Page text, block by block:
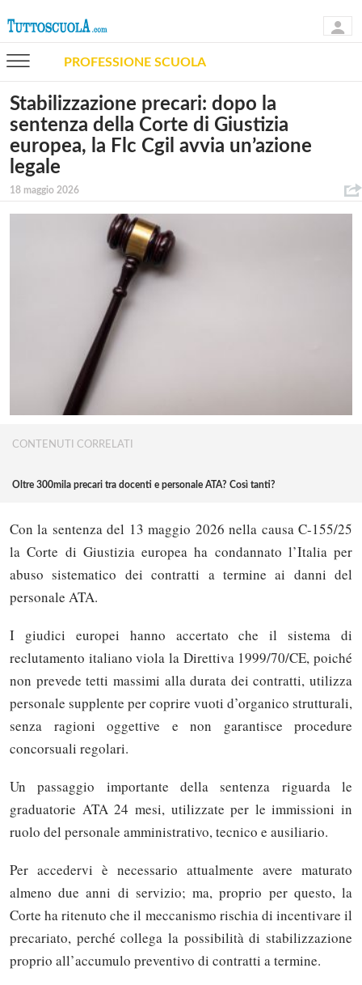
PROFESSIONE SCUOLA
Stabilizzazione precari: dopo la
sentenza della Corte di Giustizia
europea, la Flc Cgil avvia un’azione
legale
18 maggio 2026
CONTENUTI CORRELATI
Oltre 300mila precari tra docenti e personale ATA? Così tanti?
Con la sentenza del 13 maggio 2026 nella causa C-155/25
la Corte di Giustizia europea ha condannato l’Italia per
abuso sistematico dei contratti a termine ai danni del
personale ATA.
I giudici europei hanno accertato che il sistema di
reclutamento italiano viola la Direttiva 1999/70/CE, poiché
non prevede tetti massimi alla durata dei contratti, utilizza
personale supplente per coprire vuoti d’organico strutturali,
senza ragioni oggettive e non garantisce procedure
concorsuali regolari.
Un passaggio importante della sentenza riguarda le
graduatorie ATA 24 mesi, utilizzate per le immissioni in
ruolo del personale amministrativo, tecnico e ausiliario.
Per accedervi è necessario attualmente avere maturato
almeno due anni di servizio; ma, proprio per questo, la
Corte ha ritenuto che il meccanismo rischia di incentivare il
precariato, perché collega la possibilità di stabilizzazione
proprio all’accumulo preventivo di contratti a termine.